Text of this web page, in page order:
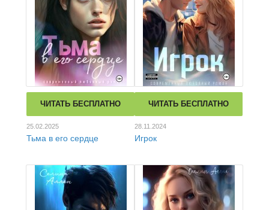
ЧИТАТЬ БЕСПЛАТНО
25.02.2025
Тьма в его сердце
ЧИТАТЬ БЕСПЛАТНО
28.11.2024
Игрок